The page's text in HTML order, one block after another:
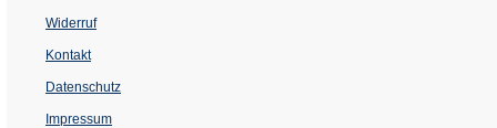
Widerruf
Kontakt
Datenschutz
Impressum